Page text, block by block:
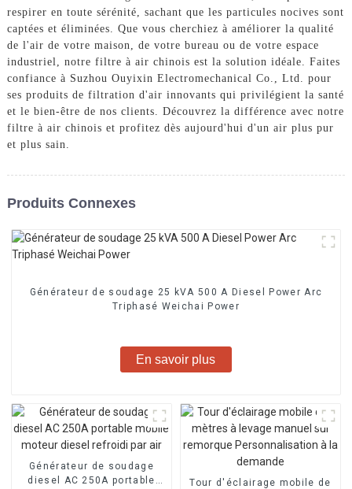
respirer en toute sérénité, sachant que les particules nocives sont
captées et éliminées. Que vous cherchiez à améliorer la qualité
de l'air de votre maison, de votre bureau ou de votre espace
industriel, notre filtre à air chinois est la solution idéale. Faites
confiance à Suzhou Ouyixin Electromechanical Co., Ltd. pour
ses produits de filtration d'air innovants qui privilégient la santé
et le bien-être de nos clients. Découvrez la différence avec notre
filtre à air chinois et profitez dès aujourd'hui d'un air plus pur
et plus sain.
Produits Connexes
Générateur de soudage 25 kVA 500 A Diesel Power Arc
Triphasé Weichai Power
En savoir plus
Générateur de soudage
diesel AC 250A portable
Tour d'éclairage mobile de